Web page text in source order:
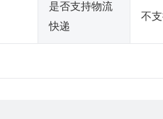
是否支持物流
快递
不